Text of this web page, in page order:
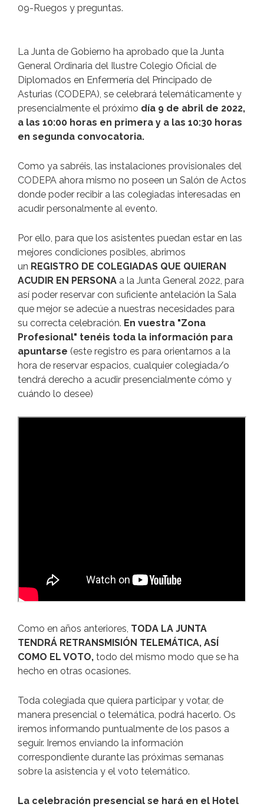
09-Ruegos y preguntas.
La Junta de Gobierno ha aprobado que la Junta
General Ordinaria del Ilustre Colegio Oficial de
Diplomados en Enfermería del Principado de
Asturias (CODEPA), se celebrará telemáticamente y
presencialmente el próximo día 9 de abril de 2022,
a las 10:00 horas en primera y a las 10:30 horas
en segunda convocatoria.
Como ya sabréis, las instalaciones provisionales del
CODEPA ahora mismo no poseen un Salón de Actos
donde poder recibir a las colegiadas interesadas en
acudir personalmente al evento.
Por ello, para que los asistentes puedan estar en las
mejores condiciones posibles, abrimos
un REGISTRO DE COLEGIADAS QUE QUIERAN
ACUDIR EN PERSONA a la Junta General 2022, para
así poder reservar con suficiente antelación la Sala
que mejor se adecúe a nuestras necesidades para
su correcta celebración. En vuestra "Zona
Profesional" tenéis toda la información para
apuntarse (este registro es para orientarnos a la
hora de reservar espacios, cualquier colegiada/o
tendrá derecho a acudir presencialmente cómo y
cuándo lo desee)
Como en años anteriores, TODA LA JUNTA
TENDRÁ RETRANSMISIÓN TELEMÁTICA, ASÍ
COMO EL VOTO, todo del mismo modo que se ha
hecho en otras ocasiones.
Toda colegiada que quiera participar y votar, de
manera presencial o telemática, podrá hacerlo. Os
iremos informando puntualmente de los pasos a
seguir. Iremos enviando la información
correspondiente durante las próximas semanas
sobre la asistencia y el voto telemático.
La celebración presencial se hará en el Hotel